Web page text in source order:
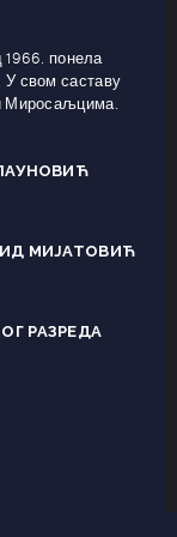
1966. понела
свом саставу
Миросаљцима.
МИЈАТОВИЋ
РАЗРЕДА